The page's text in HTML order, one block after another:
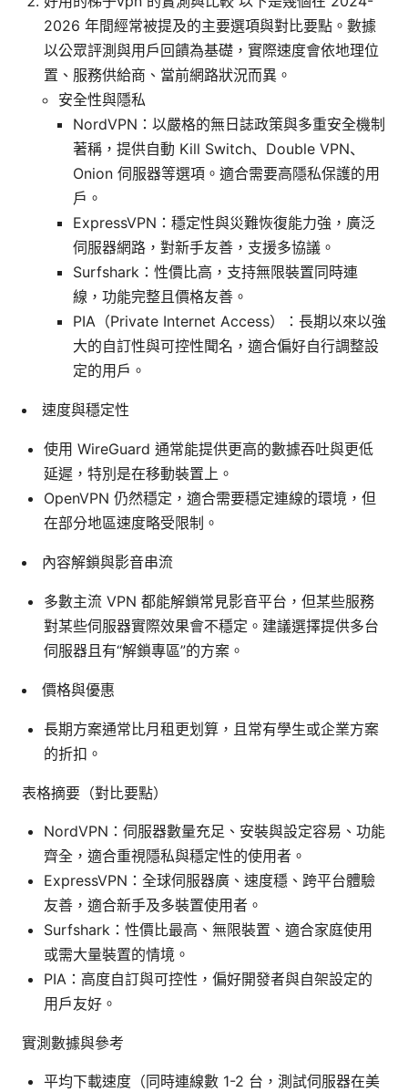
2026 年間經常被提及的主要選項與對比要點。數據
以公眾評測與用戶回饋為基礎，實際速度會依地理位
置、服務供給商、當前網路狀況而異。
安全性與隱私
NordVPN：以嚴格的無日誌政策與多重安全機制
著稱，提供自動 Kill Switch、Double VPN、
Onion 伺服器等選項。適合需要高隱私保護的用
戶。
ExpressVPN：穩定性與災難恢復能力強，廣泛
伺服器網路，對新手友善，支援多協議。
Surfshark：性價比高，支持無限裝置同時連
線，功能完整且價格友善。
PIA（Private Internet Access）：長期以來以強
大的自訂性與可控性聞名，適合偏好自行調整設
定的用戶。
速度與穩定性
使用 WireGuard 通常能提供更高的數據吞吐與更低
延遲，特別是在移動裝置上。
OpenVPN 仍然穩定，適合需要穩定連線的環境，但
在部分地區速度略受限制。
內容解鎖與影音串流
多數主流 VPN 都能解鎖常見影音平台，但某些服務
對某些伺服器實際效果會不穩定。建議選擇提供多台
伺服器且有“解鎖專區”的方案。
價格與優惠
長期方案通常比月租更划算，且常有學生或企業方案
的折扣。
表格摘要（對比要點）
NordVPN：伺服器數量充足、安裝與設定容易、功能
齊全，適合重視隱私與穩定性的使用者。
ExpressVPN：全球伺服器廣、速度穩、跨平台體驗
友善，適合新手及多裝置使用者。
Surfshark：性價比最高、無限裝置、適合家庭使用
或需大量裝置的情境。
PIA：高度自訂與可控性，偏好開發者與自架設定的
用戶友好。
實測數據與參考
平均下載速度（同時連線數 1-2 台，測試伺服器在美